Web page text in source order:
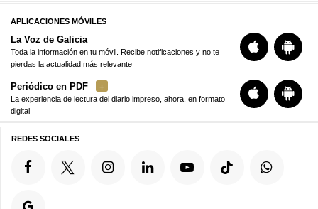
APLICACIONES MÓVILES
La Voz de Galicia
Toda la información en tu móvil. Recibe notificaciones y no te
pierdas la actualidad más relevante
Periódico en PDF
La experiencia de lectura del diario impreso, ahora, en formato
digital
REDES SOCIALES